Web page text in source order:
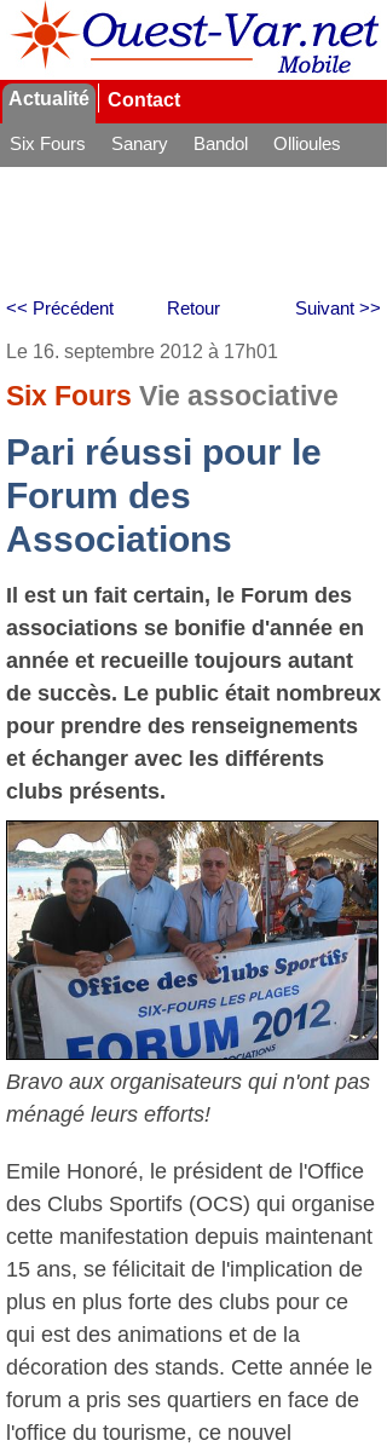
Actualité Contact
Six Fours Sanary Bandol
Ollioules
Retour
<< Précédent Suivant >>
Le 16. septembre 2012 à 17h01
Six Fours Vie associative
Pari réussi pour le
Forum des
Associations
Il est un fait certain, le Forum des
associations se bonifie d'année en
année et recueille toujours autant
de succès. Le public était nombreux
pour prendre des renseignements
et échanger avec les différents
clubs présents.
Bravo aux organisateurs qui n'ont pas
ménagé leurs efforts!
Emile Honoré, le président de l'Office
des Clubs Sportifs (OCS) qui organise
cette manifestation depuis maintenant
15 ans, se félicitait de l'implication de
plus en plus forte des clubs pour ce
qui est des animations et de la
décoration des stands. Cette année le
forum a pris ses quartiers en face de
l'office du tourisme, ce nouvel